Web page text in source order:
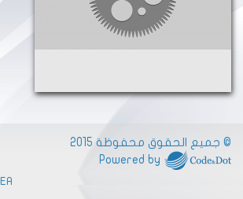
© جميع الحقوق محفوظة 2015
Powered by
EA